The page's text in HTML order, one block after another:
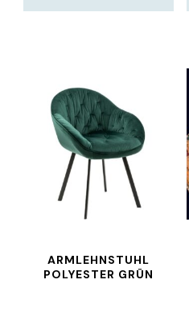
ARMLEHNSTUHL
POLYESTER GRÜN